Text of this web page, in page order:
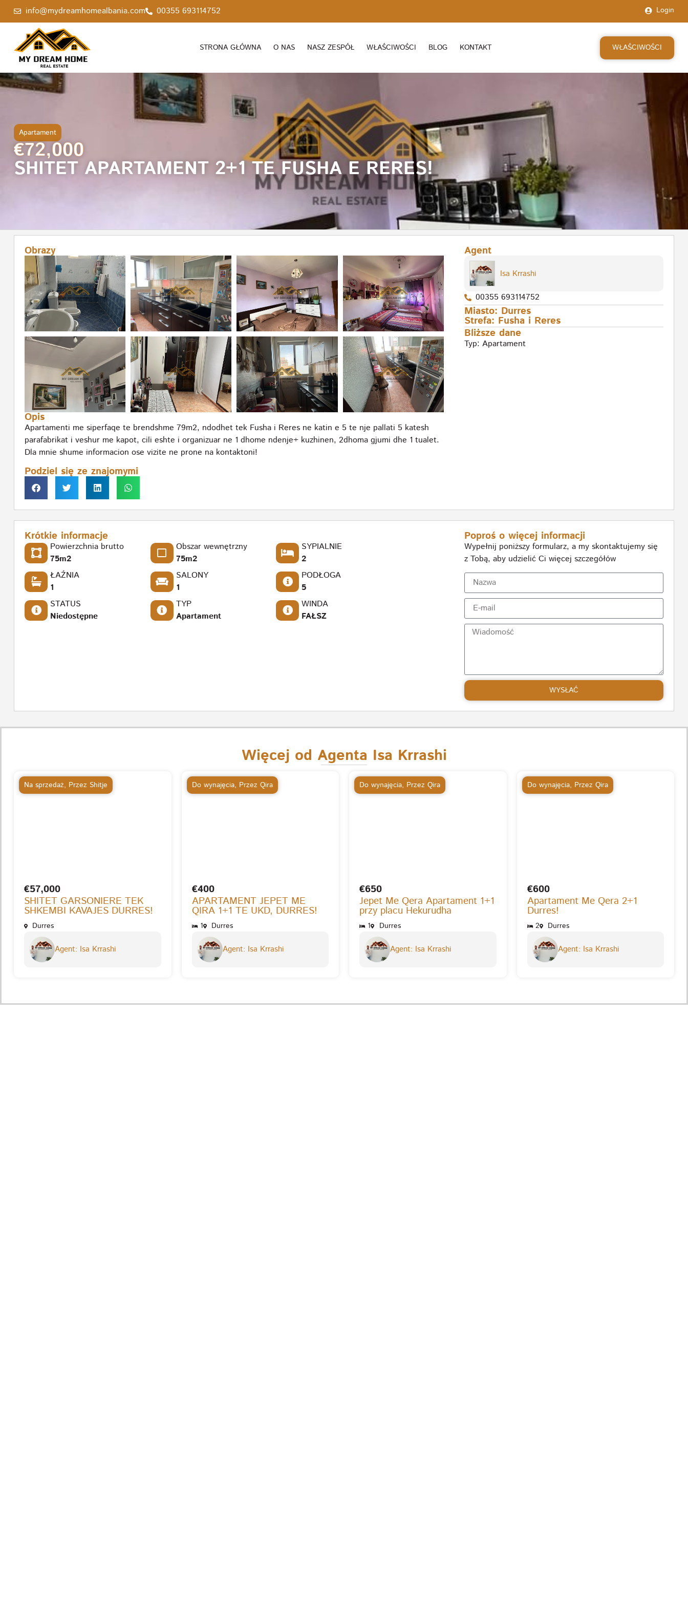
info@mydreamhomealbania.com 00355 693114752 Login
STRONA GŁÓWNA O NAS NASZ ZESPÓŁ WŁAŚCIWOŚCI BLOG KONTAKT WŁAŚCIWOŚCI
Apartament
€72,000
SHITET APARTAMENT 2+1 TE FUSHA E RERES!
Obrazy
Opis
Apartamenti me siperfaqe te brendshme 79m2, ndodhet tek Fusha i Reres ne katin e 5 te nje pallati 5 katesh
parafabrikat i veshur me kapot, cili eshte i organizuar ne 1 dhome ndenje+ kuzhinen, 2dhoma gjumi dhe 1 tualet.
Dla mnie shume informacion ose vizite ne prone na kontaktoni!
Podziel się ze znajomymi
Agent
Isa Krrashi
00355 693114752
Miasto: Durres
Strefa: Fusha i Reres
Bliższe dane
Typ: Apartament
Krótkie informacje
Powierzchnia brutto
75m2
Obszar wewnętrzny
75m2
SYPIALNIE
2
ŁAŹNIA
1
SALONY
1
PODŁOGA
5
STATUS
Niedostępne
TYP
Apartament
WINDA
FAŁSZ
Poproś o więcej informacji
Wypełnij poniższy formularz, a my skontaktujemy się
z Tobą, aby udzielić Ci więcej szczegółów
WYSŁAĆ
Więcej od Agenta Isa Krrashi
Na sprzedaż, Przez Shitje
€57,000
SHITET GARSONIERE TEK
SHKEMBI KAVAJES DURRES!
Durres
Agent: Isa Krrashi
Do wynajęcia, Przez Qira
€400
APARTAMENT JEPET ME
QIRA 1+1 TE UKD, DURRES!
1 Durres
Agent: Isa Krrashi
Do wynajęcia, Przez Qira
€650
Jepet Me Qera Apartament 1+1
przy placu Hekurudha
1 Durres
Agent: Isa Krrashi
Do wynajęcia, Przez Qira
€600
Apartament Me Qera 2+1
Durres!
2 Durres
Agent: Isa Krrashi